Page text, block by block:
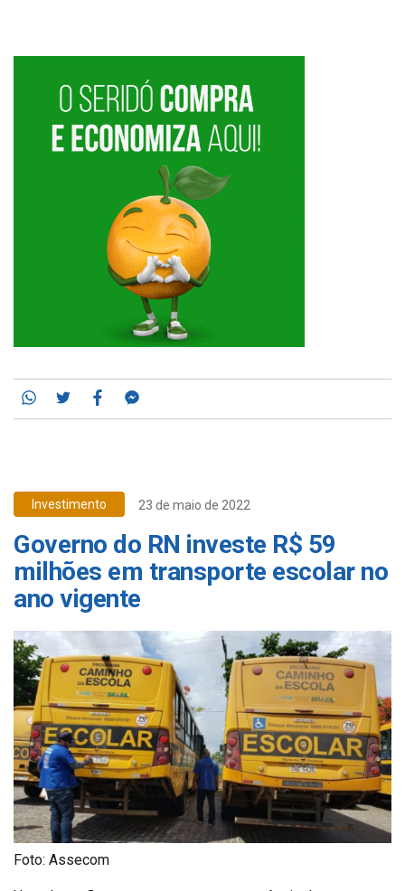
Whatsapp
TwitterFacebook
Investimento 23 de maio de 2022
Governo do RN investe R$ 59
milhões em transporte escolar no
ano vigente
Foto: Assecom